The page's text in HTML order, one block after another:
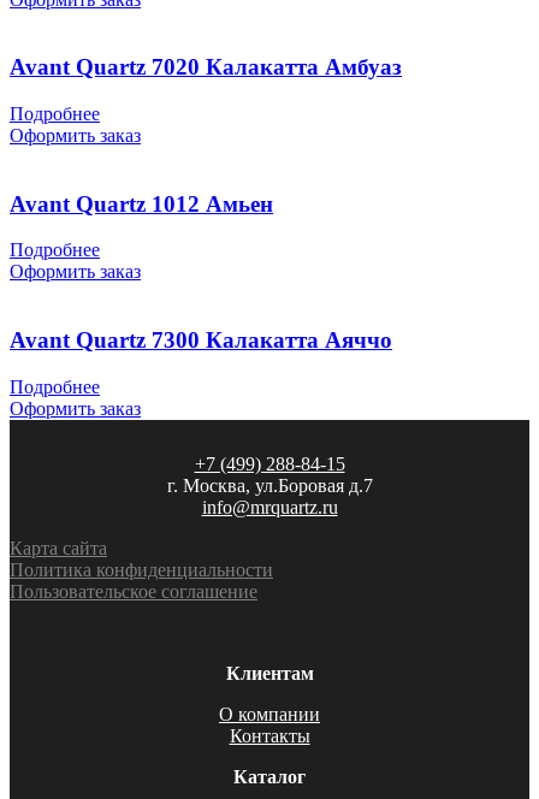
Avant Quartz 7020 Калакатта Амбуаз
Подробнее
Оформить заказ
Avant Quartz 1012 Амьен
Подробнее
Оформить заказ
Avant Quartz 7300 Калакатта Аяччо
Подробнее
Оформить заказ
+7 (499) 288-84-15
г. Москва, ул.Боровая д.7
info@mrquartz.ru
Карта сайта
Политика конфиденциальности
Пользовательское соглашение
Клиентам
О компании
Контакты
Каталог